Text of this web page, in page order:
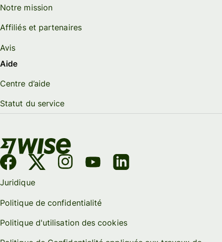
Notre mission
Affiliés et partenaires
Avis
Aide
Centre d’aide
Statut du service
Juridique
Politique de confidentialité
Politique d'utilisation des cookies